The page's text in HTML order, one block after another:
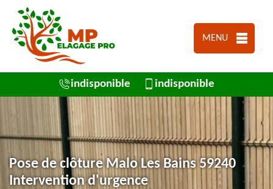
MENU
indisponible indisponible
Pose de clôture Malo Les Bains 59240
Intervention d'urgence